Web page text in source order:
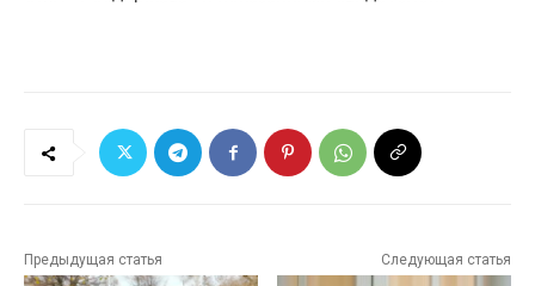
Предыдущая статья Следующая статья